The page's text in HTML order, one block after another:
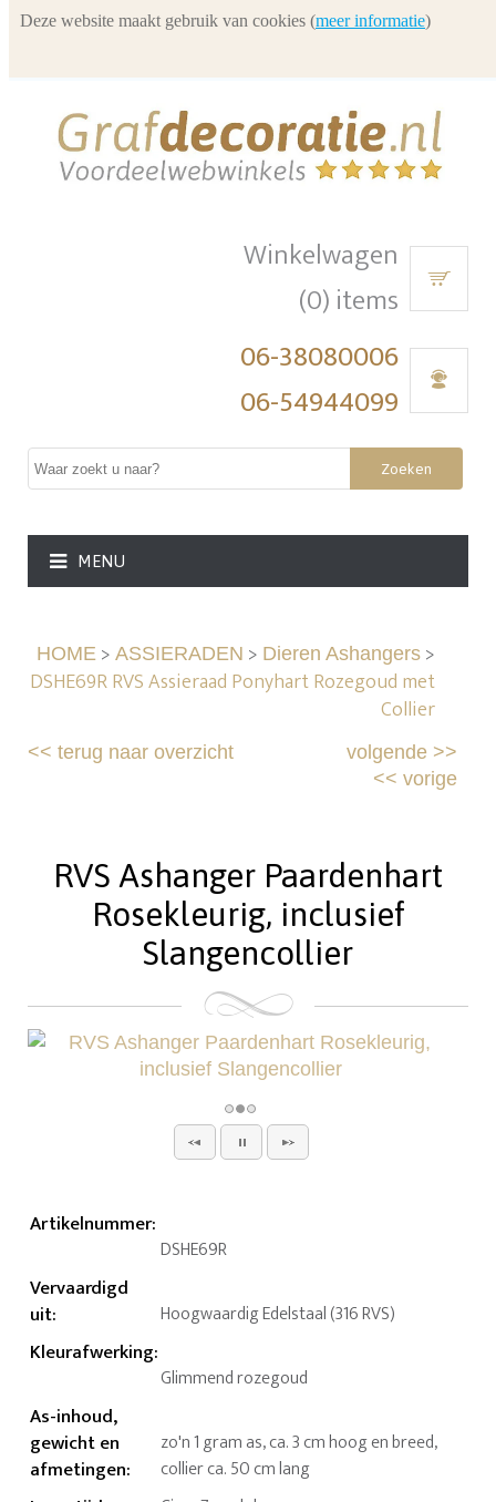
Winkelwagen
(0) items
06-38080006
06-54944099
Zoeken
MENU
HOME> ASSIERADEN > Dieren Ashangers>
DSHE69R RVS Assieraad Ponyhart Rozegoud met
Collier
<<terug naar overzicht volgende>>
<< vorige
RVS Ashanger Paardenhart
Rosekleurig, inclusief
Slangencollier
Artikelnummer:
DSHE69R
Vervaardigd
uit: Hoogwaardig Edelstaal (316 RVS)
Kleurafwerking:
Glimmend rozegoud
As-inhoud,
gewicht en
afmetingen:
zo'n 1 gram as, ca. 3 cm hoog en breed,
collier ca. 50 cm lang
Deze website maakt gebruik van cookies (meer informatie)